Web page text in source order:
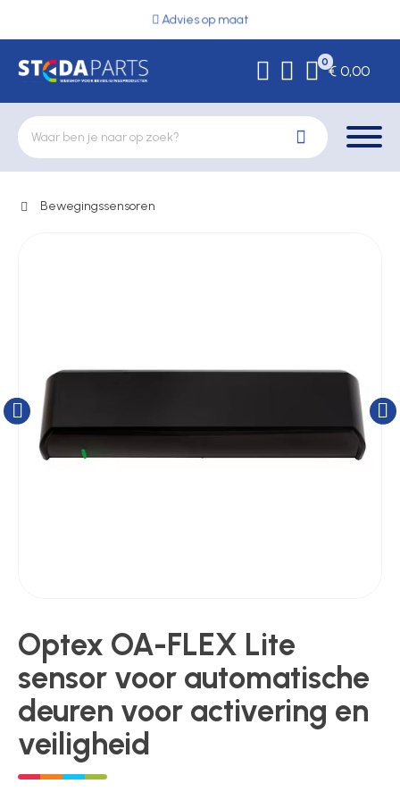
Advies op maat
0
€ 0,00
Deurbeslag
Kluizen
Toegangscontrole
Toegangsverlening
Bewegingssensoren
Optex OA-FLEX Lite
sensor voor automatische
deuren voor activering en
veiligheid